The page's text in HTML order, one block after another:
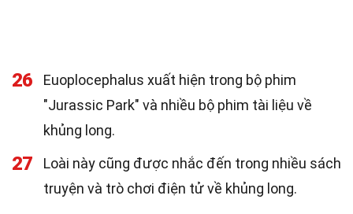
26
Euoplocephalus xuất hiện trong bộ phim
"Jurassic Park" và nhiều bộ phim tài liệu về
khủng long.
27
Loài này cũng được nhắc đến trong nhiều sách
truyện và trò chơi điện tử về khủng long.